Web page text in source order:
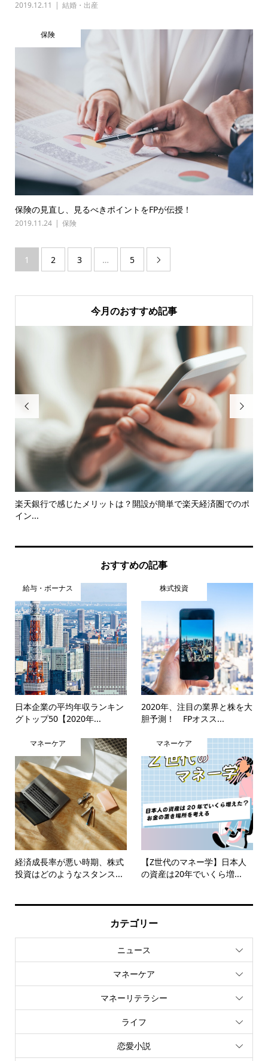
2019.12.11 結婚・出産
保険
保険の見直し、見るべきポイントをFPが伝授！
2019.11.24 保険
1 2 3 … 5 
今月のおすすめ記事

楽天銀行で感じたメリットは？開設が簡単で楽天経済圏でのポ
イン...

おすすめの記事
給与・ボーナス
日本企業の平均年収ランキン
グトップ50【2020年...
株式投資
2020年、注目の業界と株を大
胆予測！ FPオスス...
マネーケア
経済成長率が悪い時期、株式
投資はどのようなスタンス...
マネーケア
【Z世代のマネー学】日本人
の資産は20年でいくら増...
カテゴリー
ニュース
マネーケア
マネーリテラシー
ライフ
恋愛小説